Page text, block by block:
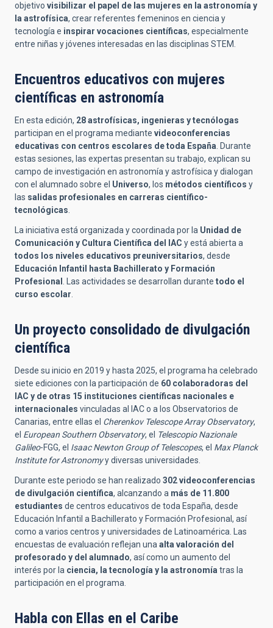
objetivo visibilizar el papel de las mujeres en la astronomía y
la astrofísica, crear referentes femeninos en ciencia y
tecnología e inspirar vocaciones científicas, especialmente
entre niñas y jóvenes interesadas en las disciplinas STEM.
Encuentros educativos con mujeres
científicas en astronomía
En esta edición, 28 astrofísicas, ingenieras y tecnólogas
participan en el programa mediante videoconferencias
educativas con centros escolares de toda España. Durante
estas sesiones, las expertas presentan su trabajo, explican su
campo de investigación en astronomía y astrofísica y dialogan
con el alumnado sobre el Universo, los métodos científicos y
las salidas profesionales en carreras científico-
tecnológicas.
La iniciativa está organizada y coordinada por la Unidad de
Comunicación y Cultura Científica del IAC y está abierta a
todos los niveles educativos preuniversitarios, desde
Educación Infantil hasta Bachillerato y Formación
Profesional . Las actividades se desarrollan durante todo el
curso escolar.
Un proyecto consolidado de divulgación
científica
Desde su inicio en 2019 y hasta 2025, el programa ha celebrado
siete ediciones con la participación de 60 colaboradoras del
IAC y de otras 15 instituciones científicas nacionales e
internacionales vinculadas al IAC o a los Observatorios de
Canarias, entre ellas el Cherenkov Telescope Array Observatory,
el European Southern Observatory, el Telescopio Nazionale
Galileo-FGG, el Isaac Newton Group of Telescopes, el Max Planck
Institute for Astronomyy diversas universidades.
Durante este periodo se han realizado 302 videoconferencias
de divulgación científica, alcanzando a más de 11.800
estudiantes de centros educativos de toda España, desde
Educación Infantil a Bachillerato y Formación Profesional, así
como a varios centros y universidades de Latinoamérica. Las
encuestas de evaluación reflejan unaalta valoración del
profesorado y del alumnado, así como un aumento del
interés por la ciencia, la tecnología y la astronomíatras la
participación en el programa.
Habla con Ellas en el Caribe